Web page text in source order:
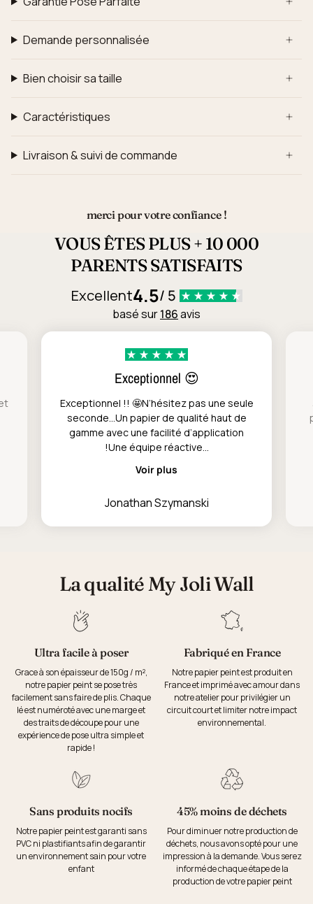
Demande personnalisée
Bien choisir sa taille
Caractéristiques
Livraison & suivi de commande
merci pour votre confiance !
VOUS ÊTES PLUS + 10 000
PARENTS SATISFAITS
Excellent4.5/ 5
basé sur186avis
Exceptionnel 😍
Exceptionnel !! 🤩N’hésitez pas une seule
seconde…Un papier de qualité haut de
gamme avec une facilité d’application
!Une équipe réactive...
Voir plus
Jonathan Szymanski
La qualité My Joli Wall
Ultra facile à poser
Grace à son épaisseur de 150g / m²,
notre papier peint se pose très
facilement sans faire de plis. Chaque
lé est numéroté avec une marge et
des traits de découpe pour une
expérience de pose ultra simple et
rapide !
Fabriqué en France
Notre papier peint est produit en
France et imprimé avec amour dans
notre atelier pour privilégier un
circuit court et limiter notre impact
environnemental.
Sans produits nocifs
Notre papier peint est garanti sans
PVC ni plastifiants afin de garantir
un environnement sain pour votre
enfant
45% moins de déchets
Pour diminuer notre production de
déchets, nous avons opté pour une
impression à la demande. Vous serez
informé de chaque étape de la
production de votre papier peint